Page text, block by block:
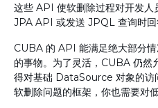
这些 API 使软删除过程对开发人
JPA API 或发送 JPQL 查询时回
CUBA 的 API 能满足绝大部分
的事物。为了灵活，CUBA 仍然
得对基础 DataSource 对象的访
软删除问题的框架，你也需要对